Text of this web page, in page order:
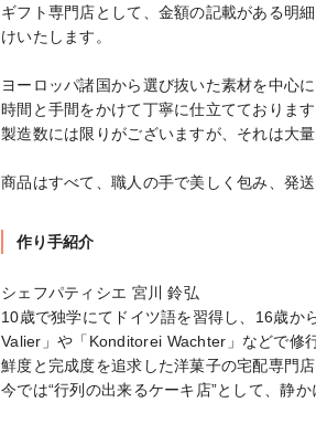
ギフト専門店として、金額の記載がある明
けいたします。
ヨーロッパ諸国から選び抜いた素材を中心
時間と手間をかけて丁寧に仕立てております
製造数には限りがございますが、それは大
商品はすべて、職人の手で美しく包み、発
作り手紹介
シェフパティシエ 宮川 鈴弘
10歳で独学にてドイツ語を習得し、16歳か
Valier」や「Konditorei Wachter」などで修行
鮮度と完成度を追求した洋菓子の宅配専門
今では“行列の出来るケーキ店”として、静か